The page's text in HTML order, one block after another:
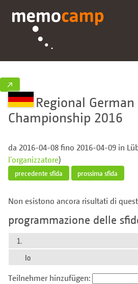
↗
Regional
Championship 2016
da 2016-04-08 fino 2016-04-09 in
l'organizzatore)
precedente sfida prossima sfida
Non esistono ancora risultati di
programmazione delle
1.
Io
Teilnehmer hinzufügen: